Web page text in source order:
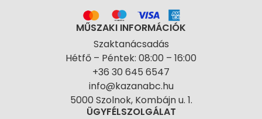
MŰSZAKI INFORMÁCIÓK
Szaktanácsadás
Hétfő – Péntek: 08:00 – 16:00
+36 30 645 6547
info@kazanabc.hu
5000 Szolnok, Kombájn u. 1.
ÜGYFÉLSZOLGÁLAT